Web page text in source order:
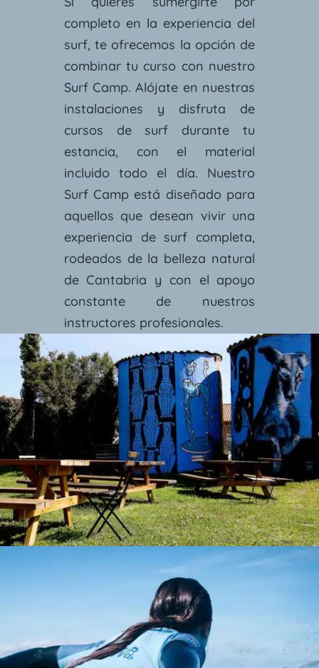
completo en la experiencia del
surf, te ofrecemos la opción de
combinar tu curso con nuestro
Surf Camp. Alójate en nuestras
instalaciones y disfruta de
cursos de surf durante tu
estancia, con el material
incluido todo el día. Nuestro
Surf Camp está diseñado para
aquellos que desean vivir una
experiencia de surf completa,
rodeados de la belleza natural
de Cantabria y con el apoyo
constante de nuestros
instructores profesionales.